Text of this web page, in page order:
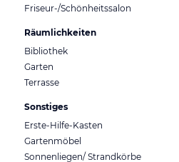
Friseur-/Schönheitssalon
Räumlichkeiten
Bibliothek
Garten
Terrasse
Sonstiges
Erste-Hilfe-Kasten
Gartenmöbel
Sonnenliegen/ Strandkörbe